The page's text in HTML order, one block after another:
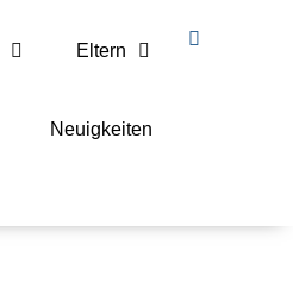
Eltern
Neuigkeiten